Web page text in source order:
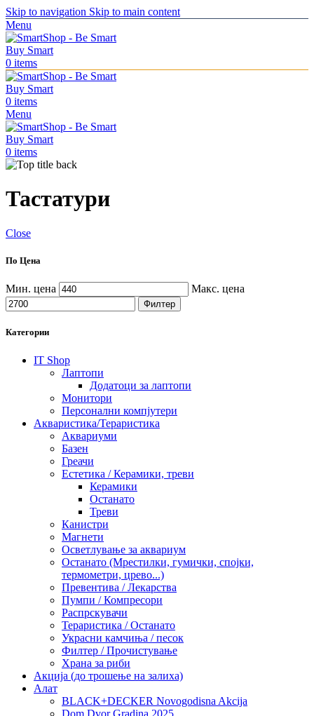
Skip to navigation Skip to main content
Menu
0 items
0 items
Menu
0 items
Тастатури
Close
По Цена
Мин. цена Макс. цена
Филтер
Категории
IT Shop
Лаптопи
Додатоци за лаптопи
Монитори
Персонални компјутери
Акваристика/Тераристика
Аквариуми
Базен
Греачи
Естетика / Керамики, треви
Керамики
Останато
Треви
Канистри
Магнети
Осветлување за аквариум
Останато (Мрестилки, гумички, спојки,
термометри, црево...)
Превентива / Лекарства
Пумпи / Компресори
Распрскувачи
Тераристика / Останато
Украсни камчиња / песок
Филтер / Прочистување
Храна за риби
Акција (до трошење на залиха)
Алат
BLACK+DECKER Novogodisna Akcija
Dom Dvor Gradina 2025